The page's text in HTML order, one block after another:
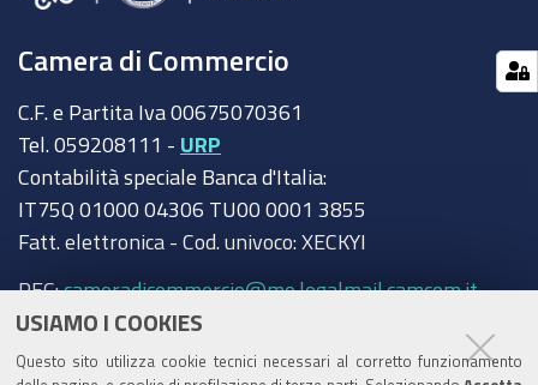
USIAMO I COOKIES
Questo sito utilizza cookie tecnici necessari al corretto funzionamento
Camera di Commercio
C.F. e Partita Iva 00675070361
Tel. 059208111 - URP
Contabilità speciale Banca d'Italia:
IT75Q 01000 04306 TU00 0001 3855
Fatt. elettronica - Cod. univoco: XECKYI
PEC:cameradicommercio@mo.legalmail.camcom.it
Trasparenza